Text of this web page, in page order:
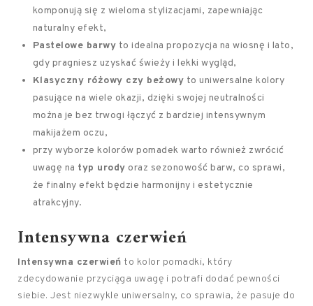
komponują się z wieloma stylizacjami, zapewniając
naturalny efekt,
Pastelowe barwy to idealna propozycja na wiosnę i lato,
gdy pragniesz uzyskać świeży i lekki wygląd,
Klasyczny różowy czy beżowy to uniwersalne kolory
pasujące na wiele okazji, dzięki swojej neutralności
można je bez trwogi łączyć z bardziej intensywnym
makijażem oczu,
przy wyborze kolorów pomadek warto również zwrócić
uwagę na typ urody oraz sezonowość barw, co sprawi,
że finalny efekt będzie harmonijny i estetycznie
atrakcyjny.
Intensywna czerwień
Intensywna czerwień to kolor pomadki, który
zdecydowanie przyciąga uwagę i potrafi dodać pewności
siebie. Jest niezwykle uniwersalny, co sprawia, że pasuje do